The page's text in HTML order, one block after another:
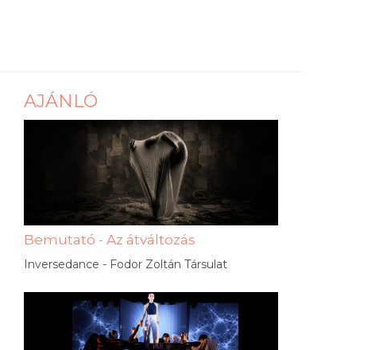
AJÁNLÓ
Bemutató - Az átváltozás
Inversedance - Fodor Zoltán Társulat